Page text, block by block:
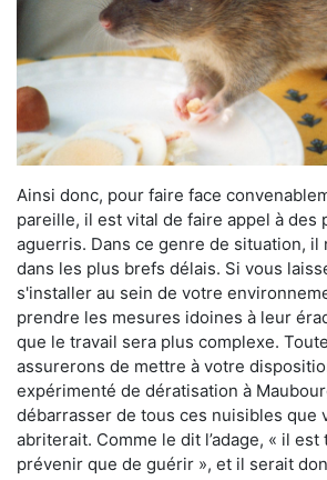
Ainsi donc, pour faire face
pareille, il est vital de faire appel à des
aguerris. Dans ce genre de situation, il
dans les plus brefs délais. Si vous
s'installer au sein de votre
prendre les mesures idoines à leur
que le travail sera plus complexe.
assurerons de mettre à votre
expérimenté de dératisation à
débarrasser de tous ces nuisibles que
abriterait. Comme le dit l’adage, « il
prévenir que de guérir », et il serait